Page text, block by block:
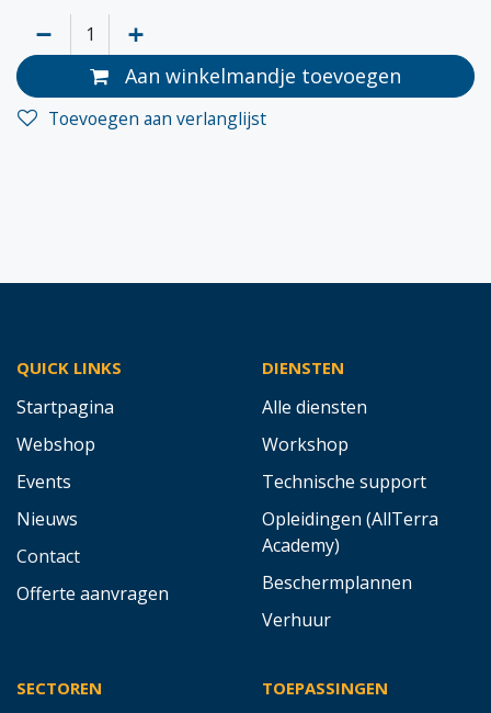
Aan winkelmandje toevoegen
Toevoegen aan verlanglijst
QUICK LINKS
Startpagina
Webshop
Events
Nieuws
Contact
Offerte aanvragen
DIENSTEN
Alle diensten
Workshop
Technische support
Opleidingen (AllTerra
Academy)
Beschermplannen
Verhuur
SECTOREN TOEPASSINGEN